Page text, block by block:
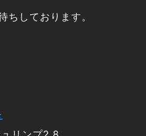
ちしております。